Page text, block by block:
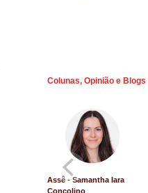
Colunas, Opinião e Blogs
Assê - Samantha Iara
Concolino